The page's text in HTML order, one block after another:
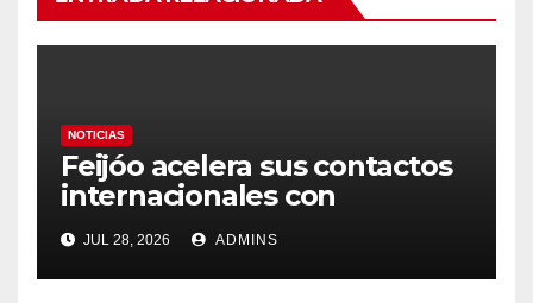
NOTICIAS
Feijóo acelera sus contactos
internacionales con
Latinoamérica como socio
prioritario en su agenda de
gobierno
JUL 28, 2026 ADMINS